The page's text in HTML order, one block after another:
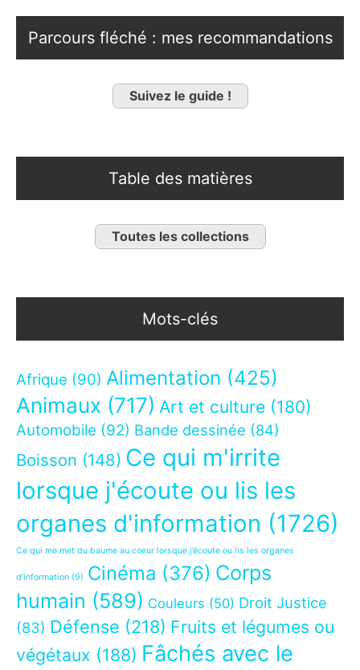
Parcours fléché : mes recommandations
Suivez le guide !
Table des matières
Toutes les collections
Mots-clés
Afrique (90) Alimentation (425)
Animaux (717) Art et culture (180)
Automobile (92) Bande dessinée (84)
Boisson (148) Ce qui m'irrite
lorsque j'écoute ou lis les
organes d'information (1726)
Ce qui me met du baume au coeur lorsque j’écoute ou lis les organes
d’information (9) Cinéma (376) Corps
humain (589) Couleurs (50) Droit Justice
(83) Défense (218) Fruits et légumes ou
végétaux (188) Fâchés avec le